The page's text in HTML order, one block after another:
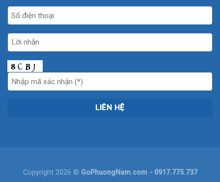
Copyright 2026 © GoPhuongNam.com - 0917.775.737